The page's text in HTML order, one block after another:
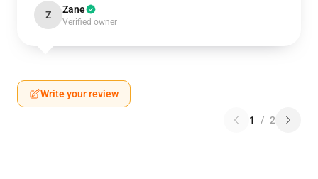
Z Zane
Verified owner
Write your review
1 / 2